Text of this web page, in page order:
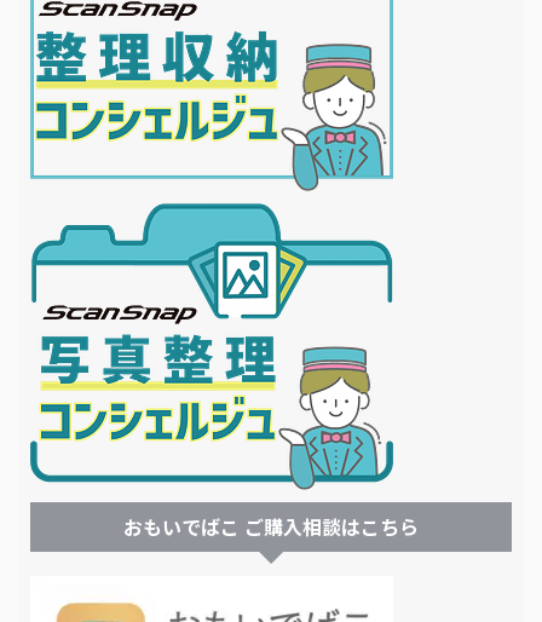
おもいでばこ ご購入相談はこちら